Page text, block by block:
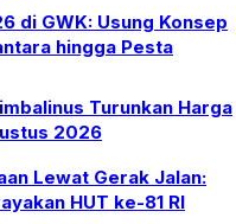
di GWK: Usung Konsep
hingga Pesta
Turunkan Harga
2026
Lewat Gerak Jalan:
HUT ke-81 RI